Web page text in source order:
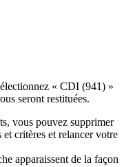
« CDI (941) »
seront restituées.
vous pouvez supprimer
critères et relancer votre
apparaissent de la façon